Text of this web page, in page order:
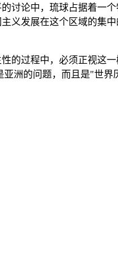
讨论中，琉球占据着一
义发展在这个区域的集中
的过程中，必须正视这
洲的问题，而且是"世